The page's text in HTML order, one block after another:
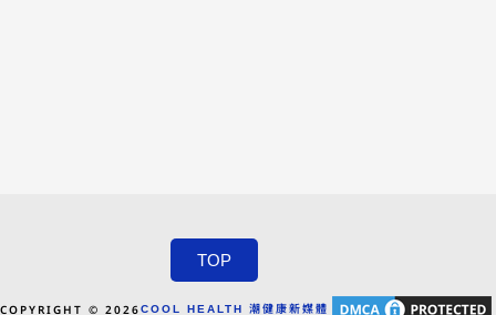
TOP
COPYRIGHT © 2026COOL HEALTH 潮健康新媒體